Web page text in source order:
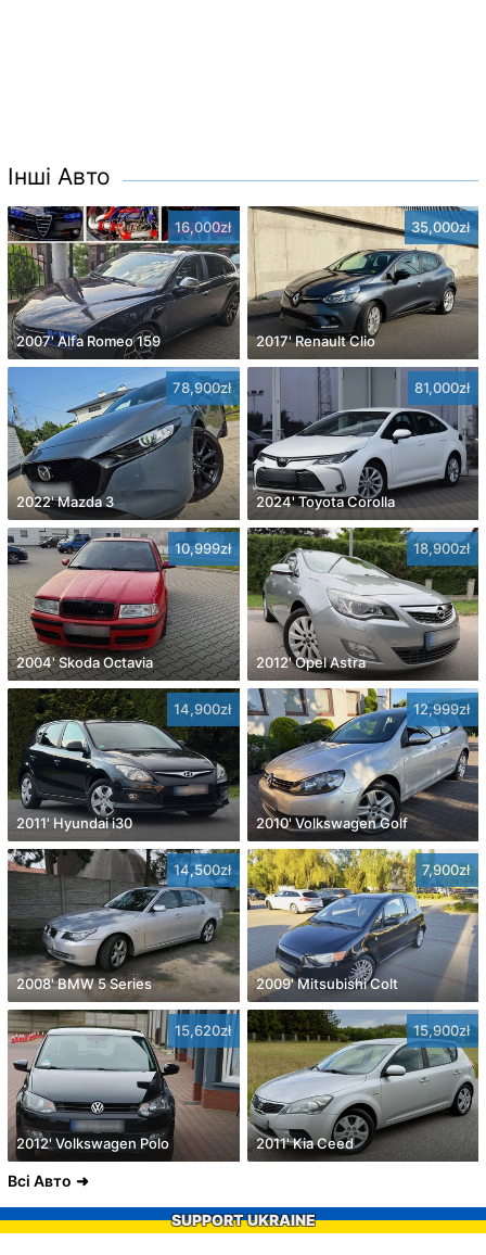
Інші Авто
16,000zł
2007' Alfa Romeo 159
35,000zł
2017' Renault Clio
78,900zł
2022' Mazda 3
81,000zł
2024' Toyota Corolla
10,999zł
2004' Skoda Octavia
18,900zł
2012' Opel Astra
14,900zł
2011' Hyundai i30
12,999zł
2010' Volkswagen Golf
14,500zł
2008' BMW 5 Series
7,900zł
2009' Mitsubishi Colt
15,620zł
2012' Volkswagen Polo
15,900zł
2011' Kia Ceed
Всі Авто
SUPPORT UKRAINE